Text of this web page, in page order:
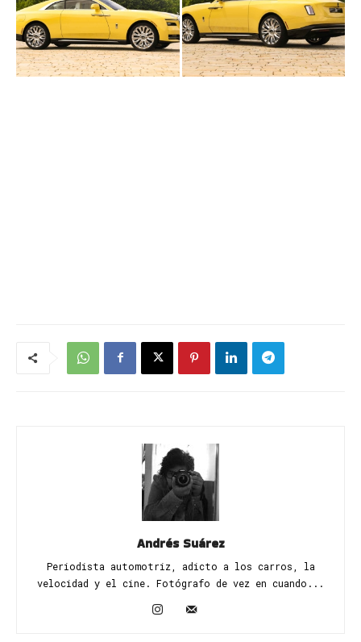
Andrés Suárez
Periodista automotriz, adicto a los carros, la
velocidad y el cine. Fotógrafo de vez en cuando...